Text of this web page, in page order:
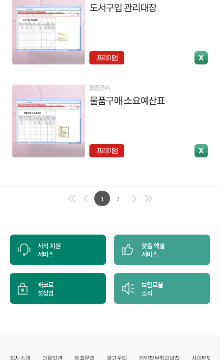
도서구입 관리대장
프리미엄
물품관리
물품구매 소요예산표
프리미엄
1 2
서식 지원
서비스
맞춤 엑셀
서비스
매크로
설정법
보험료율
소식
회사소개 이용약관 제휴문의 광고문의 개인정보취급방침 사이트맵